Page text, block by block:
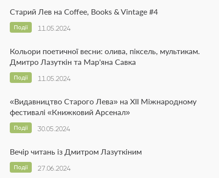
Старий Лев на Coffee, Books & Vintage #4
11.05.2024
Події
Кольори поетичної весни: олива, піксель, мультикам.
Дмитро Лазуткін та Мар'яна Савка
11.05.2024
Події
«Видавництво Старого Лева» на ХІІ Міжнародному
фестивалі «Книжковий Арсенал»
30.05.2024
Події
Вечір читань із Дмитром Лазуткіним
27.06.2024
Події